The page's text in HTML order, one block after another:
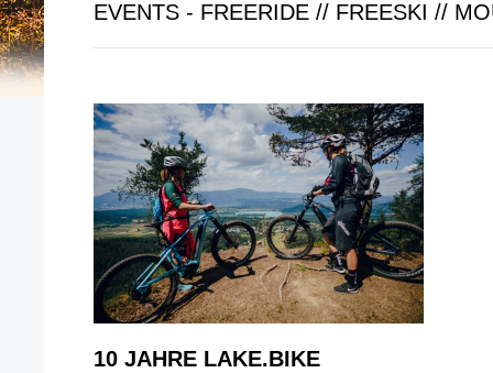
EVENTS - FREERIDE // FREESKI //
10 JAHRE LAKE.BIKE